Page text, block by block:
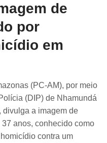
de
por
em
(PC-AM), por meio
(DIP) de Nhamundá
divulga a imagem de
anos, conhecido como
contra um